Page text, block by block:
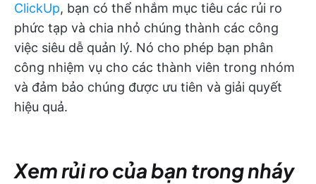
ClickUp, bạn có thể nhắm mục tiêu các rủi ro
phức tạp và chia nhỏ chúng thành các công
việc siêu dễ quản lý. Nó cho phép bạn phân
công nhiệm vụ cho các thành viên trong nhóm
và đảm bảo chúng được ưu tiên và giải quyết
hiệu quả.
Xem rủi ro của bạn trong nháy